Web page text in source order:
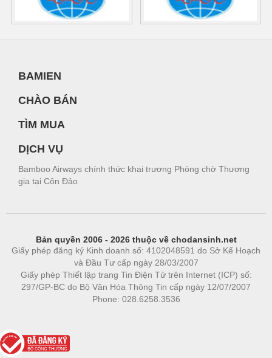
BAMIEN
CHÀO BÁN
TÌM MUA
DỊCH VỤ
Bamboo Airways chính thức khai trương Phòng chờ Thương
gia tại Côn Đảo
Bản quyền 2006 - 2026 thuộc về chodansinh.net
Giấy phép đăng ký Kinh doanh số: 4102048591 do Sở Kế Hoạch
và Đầu Tư cấp ngày 28/03/2007
Giấy phép Thiết lập trang Tin Điện Tử trên Internet (ICP) số:
297/GP-BC do Bộ Văn Hóa Thông Tin cấp ngày 12/07/2007
Phone: 028.6258.3536